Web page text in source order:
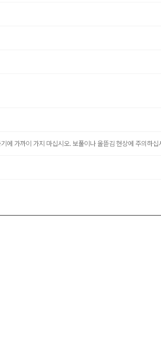
에 가까이 가지 마십시오. 보풀이나 올뜯김 현상에 주의하십